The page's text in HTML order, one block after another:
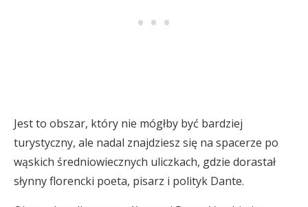
Jest to obszar, który nie mógłby być bardziej
turystyczny, ale nadal znajdziesz się na spacerze po
wąskich średniowiecznych uliczkach, gdzie dorastał
słynny florencki poeta, pisarz i polityk Dante.